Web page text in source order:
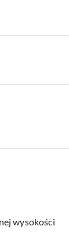
wysokości